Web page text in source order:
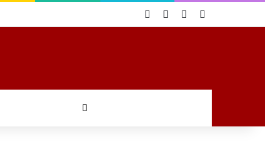
Log InRandom Article
Sidebar